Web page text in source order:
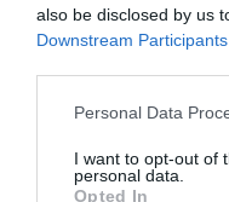
also be disclosed by us
Downstream Participants
Please note that this
not limited to your visit
grant or deny consent
Personal Data
I want to opt-out of
personal data.
Opted In